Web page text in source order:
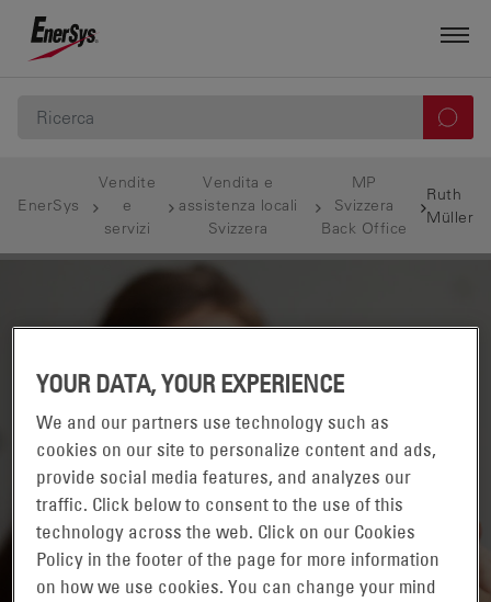
EnerSys
Vendite
e
servizi
Vendita e
assistenza locali
Svizzera
MP
Svizzera
Back Office
Ruth
Müller
YOUR DATA, YOUR EXPERIENCE
We and our partners use technology such as
cookies on our site to personalize content and ads,
provide social media features, and analyzes our
traffic. Click below to consent to the use of this
technology across the web. Click on our Cookies
Policy in the footer of the page for more information
on how we use cookies. You can change your mind